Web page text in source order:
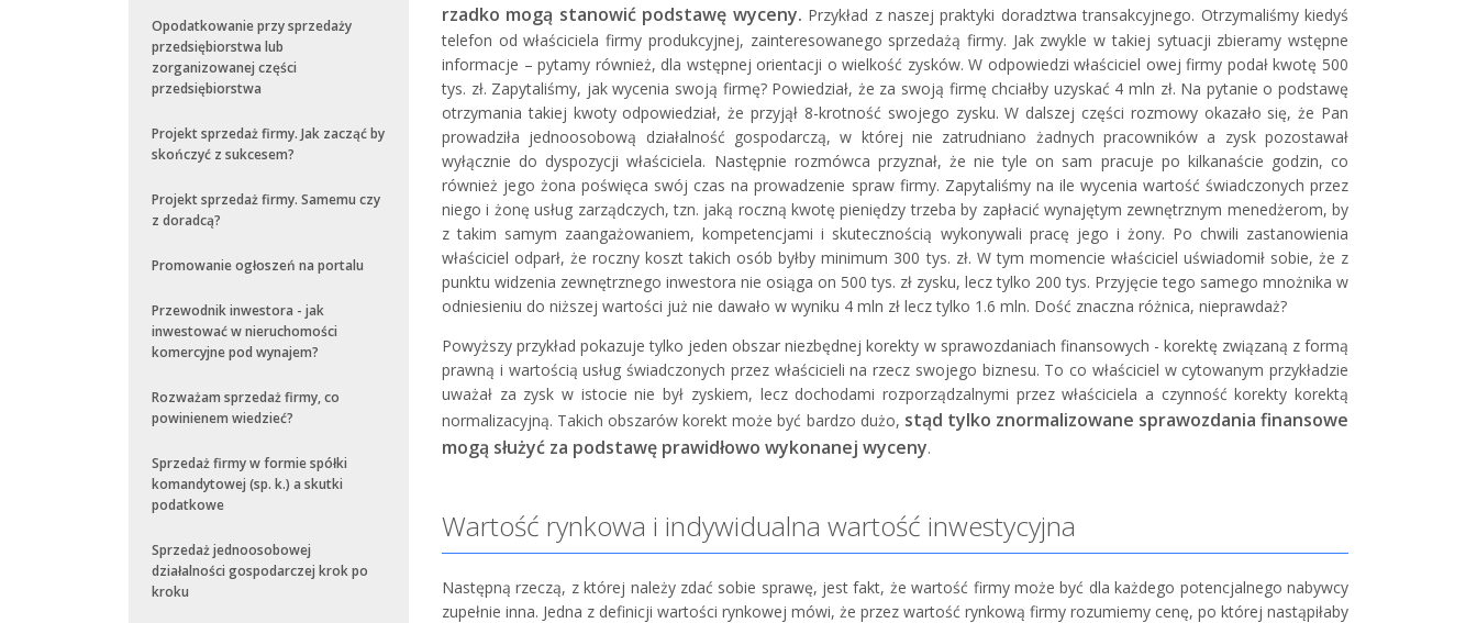
Opodatkowanie przy sprzedaży
przedsiębiorstwa lub
zorganizowanej części
przedsiębiorstwa
Projekt sprzedaż firmy. Jak zacząć by
skończyć z sukcesem?
Projekt sprzedaż firmy. Samemu czy
z doradcą?
Promowanie ogłoszeń na portalu
Przewodnik inwestora - jak
inwestować w nieruchomości
komercyjne pod wynajem?
Rozważam sprzedaż firmy, co
powinienem wiedzieć?
Sprzedaż firmy w formie spółki
komandytowej (sp. k.) a skutki
podatkowe
Sprzedaż jednoosobowej
działalności gospodarczej krok po
kroku
rzadko mogą stanowić podstawę wyceny. Przykład z naszej praktyki doradztwa transakcyjnego. Otrzymaliśmy kiedyś
telefon od właściciela firmy produkcyjnej, zainteresowanego sprzedażą firmy. Jak zwykle w takiej sytuacji zbieramy wstępne
informacje – pytamy również, dla wstępnej orientacji o wielkość zysków. W odpowiedzi właściciel owej firmy podał kwotę 500
tys. zł. Zapytaliśmy, jak wycenia swoją firmę? Powiedział, że za swoją firmę chciałby uzyskać 4 mln zł. Na pytanie o podstawę
otrzymania takiej kwoty odpowiedział, że przyjął 8-krotność swojego zysku. W dalszej części rozmowy okazało się, że Pan
prowadziła jednoosobową działalność gospodarczą, w której nie zatrudniano żadnych pracowników a zysk pozostawał
wyłącznie do dyspozycji właściciela. Następnie rozmówca przyznał, że nie tyle on sam pracuje po kilkanaście godzin, co
również jego żona poświęca swój czas na prowadzenie spraw firmy. Zapytaliśmy na ile wycenia wartość świadczonych przez
niego i żonę usług zarządczych, tzn. jaką roczną kwotę pieniędzy trzeba by zapłacić wynajętym zewnętrznym menedżerom, by
z takim samym zaangażowaniem, kompetencjami i skutecznością wykonywali pracę jego i żony. Po chwili zastanowienia
właściciel odparł, że roczny koszt takich osób byłby minimum 300 tys. zł. W tym momencie właściciel uświadomił sobie, że z
punktu widzenia zewnętrznego inwestora nie osiąga on 500 tys. zł zysku, lecz tylko 200 tys. Przyjęcie tego samego mnożnika w
odniesieniu do niższej wartości już nie dawało w wyniku 4 mln zł lecz tylko 1.6 mln. Dość znaczna różnica, nieprawdaż?
Powyższy przykład pokazuje tylko jeden obszar niezbędnej korekty w sprawozdaniach finansowych - korektę związaną z formą
prawną i wartością usług świadczonych przez właścicieli na rzecz swojego biznesu. To co właściciel w cytowanym przykładzie
uważał za zysk w istocie nie był zyskiem, lecz dochodami rozporządzalnymi przez właściciela a czynność korekty korektą
normalizacyjną. Takich obszarów korekt może być bardzo dużo, stąd tylko znormalizowane sprawozdania finansowe
mogą służyć za podstawę prawidłowo wykonanej wyceny.
Wartość rynkowa i indywidualna wartość inwestycyjna
Następną rzeczą, z której należy zdać sobie sprawę, jest fakt, że wartość firmy może być dla każdego potencjalnego nabywcy
zupełnie inna. Jedna z definicji wartości rynkowej mówi, że przez wartość rynkową firmy rozumiemy cenę, po której nastąpiłaby